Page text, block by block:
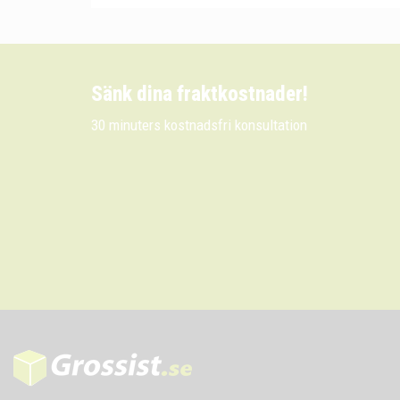
Sänk dina fraktkostnader!
30 minuters kostnadsfri konsultation